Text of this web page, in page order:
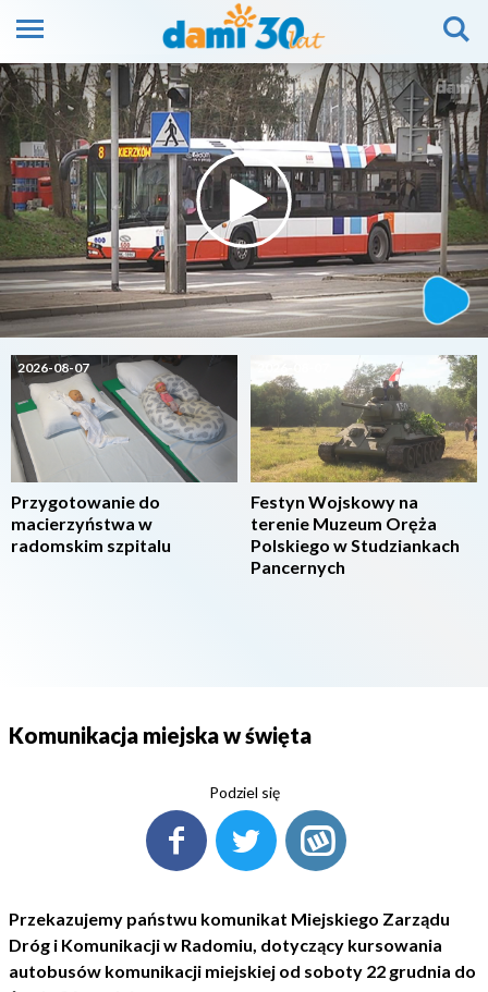
2026-08-07
Przygotowanie do
macierzyństwa w
radomskim szpitalu
Festyn Wojskowy na
terenie Muzeum Oręża
Polskiego w Studziankach
Pancernych
Komunikacja miejska w święta
Podziel się
Przekazujemy państwu komunikat Miejskiego Zarządu
Dróg i Komunikacji w Radomiu, dotyczący kursowania
autobusów komunikacji miejskiej od soboty 22 grudnia do